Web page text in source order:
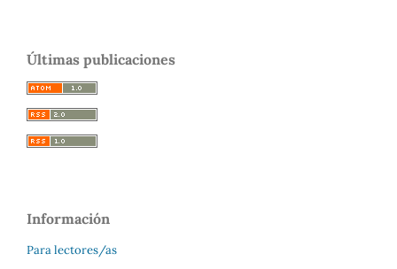
Últimas publicaciones
Información
Para lectores/as